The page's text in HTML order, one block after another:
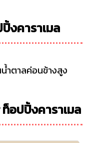
งคาราเมล
ำตาลค่อนข้างสูง
อปปิ้งคาราเมล